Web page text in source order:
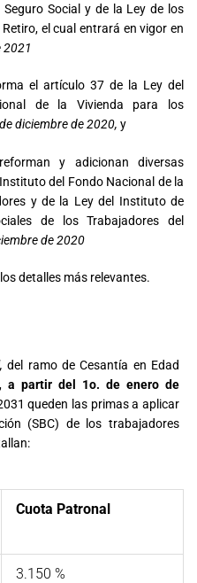
Social y de la Ley de los
el cual entrará en vigor en
2021
el artículo 37 de la Ley del
de la Vivienda para los
diciembre de 2020,y
y adicionan diversas
del Fondo Nacional de la
y de la Ley del Instituto de
de los Trabajadores del
de 2020
detalles más relevantes.
del
ramo de Cesantía en Edad
a partir del 1o. de enero de
queden las primas a aplicar
(SBC) de los trabajadores
Cuota Patronal
3.150 %